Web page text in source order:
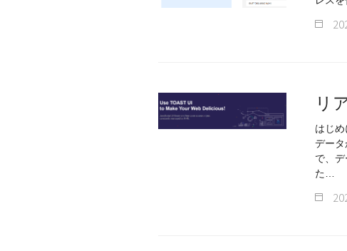
リ
はじ
デー
で、
た…